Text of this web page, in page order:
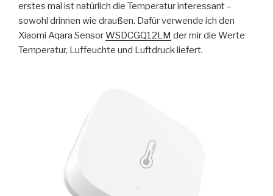
erstes mal ist natürlich die Temperatur interessant –
sowohl drinnen wie draußen. Dafür verwende ich den
Xiaomi Aqara SensorWSDCGQ12LM der mir die Werte
Temperatur, Luffeuchte und Luftdruck liefert.